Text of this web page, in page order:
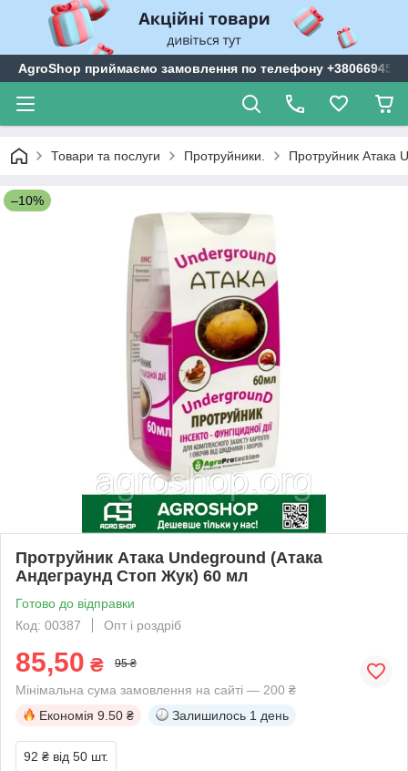
AgroShop приймаємо замовлення по телефону
Товари та послуги Протруйники. Протруйник Атака
–10%
Протруйник Атака Undeground (Атака
Андеграунд Стоп Жук) 60 мл
Готово до відправки
Код: 00387
Опт і роздріб
85,50 ₴ 95 ₴
Мінімальна сума замовлення на сайті — 200 ₴
Економія 9.50 ₴ Залишилось 1 день
92 ₴ від 50 шт.